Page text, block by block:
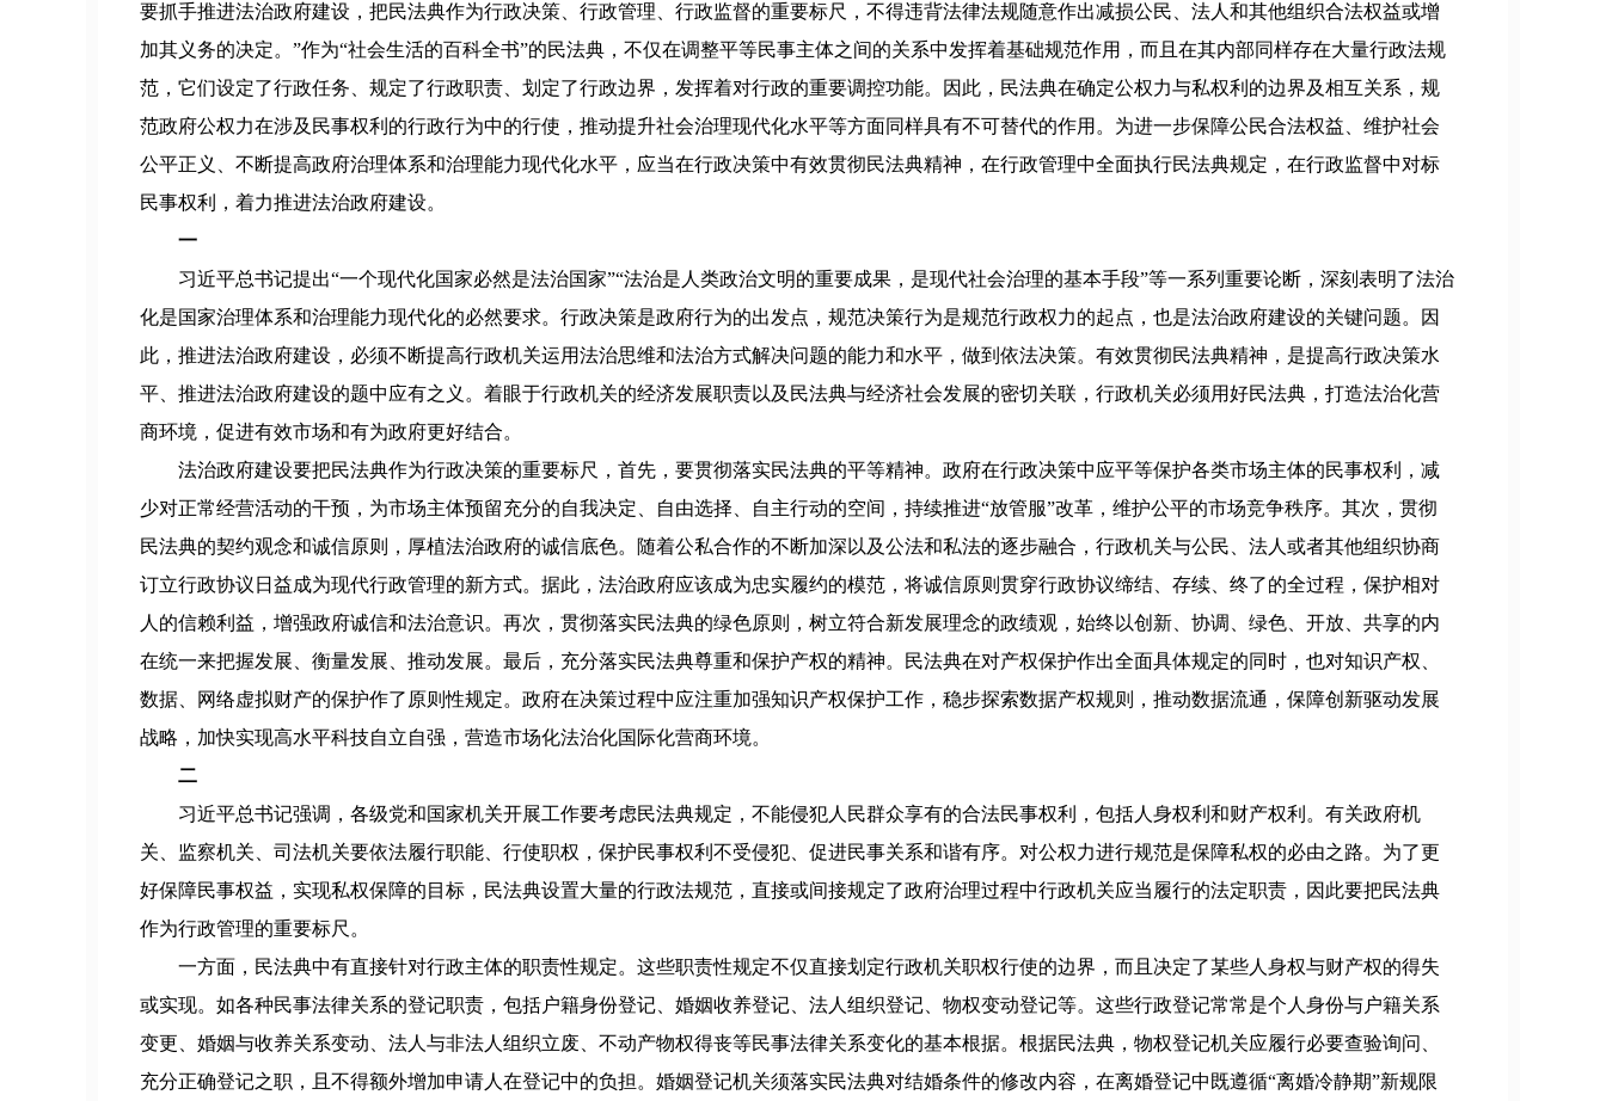
要抓手推进法治政府建设，把民法典作为行政决策、行政管理、行政监督的重要标尺，不得违背法律法规随意作出减损公民、法人和其他组织合法权益或增
加其义务的决定。”作为“社会生活的百科全书”的民法典，不仅在调整平等民事主体之间的关系中发挥着基础规范作用，而且在其内部同样存在大量行政法规
范，它们设定了行政任务、规定了行政职责、划定了行政边界，发挥着对行政的重要调控功能。因此，民法典在确定公权力与私权利的边界及相互关系，规
范政府公权力在涉及民事权利的行政行为中的行使，推动提升社会治理现代化水平等方面同样具有不可替代的作用。为进一步保障公民合法权益、维护社会
公平正义、不断提高政府治理体系和治理能力现代化水平，应当在行政决策中有效贯彻民法典精神，在行政管理中全面执行民法典规定，在行政监督中对标
民事权利，着力推进法治政府建设。
一
习近平总书记提出“一个现代化国家必然是法治国家”“法治是人类政治文明的重要成果，是现代社会治理的基本手段”等一系列重要论断，深刻表明了法治
化是国家治理体系和治理能力现代化的必然要求。行政决策是政府行为的出发点，规范决策行为是规范行政权力的起点，也是法治政府建设的关键问题。因
此，推进法治政府建设，必须不断提高行政机关运用法治思维和法治方式解决问题的能力和水平，做到依法决策。有效贯彻民法典精神，是提高行政决策水
平、推进法治政府建设的题中应有之义。着眼于行政机关的经济发展职责以及民法典与经济社会发展的密切关联，行政机关必须用好民法典，打造法治化营
商环境，促进有效市场和有为政府更好结合。
法治政府建设要把民法典作为行政决策的重要标尺，首先，要贯彻落实民法典的平等精神。政府在行政决策中应平等保护各类市场主体的民事权利，减
少对正常经营活动的干预，为市场主体预留充分的自我决定、自由选择、自主行动的空间，持续推进“放管服”改革，维护公平的市场竞争秩序。其次，贯彻
民法典的契约观念和诚信原则，厚植法治政府的诚信底色。随着公私合作的不断加深以及公法和私法的逐步融合，行政机关与公民、法人或者其他组织协商
订立行政协议日益成为现代行政管理的新方式。据此，法治政府应该成为忠实履约的模范，将诚信原则贯穿行政协议缔结、存续、终了的全过程，保护相对
人的信赖利益，增强政府诚信和法治意识。再次，贯彻落实民法典的绿色原则，树立符合新发展理念的政绩观，始终以创新、协调、绿色、开放、共享的内
在统一来把握发展、衡量发展、推动发展。最后，充分落实民法典尊重和保护产权的精神。民法典在对产权保护作出全面具体规定的同时，也对知识产权、
数据、网络虚拟财产的保护作了原则性规定。政府在决策过程中应注重加强知识产权保护工作，稳步探索数据产权规则，推动数据流通，保障创新驱动发展
战略，加快实现高水平科技自立自强，营造市场化法治化国际化营商环境。
二
习近平总书记强调，各级党和国家机关开展工作要考虑民法典规定，不能侵犯人民群众享有的合法民事权利，包括人身权利和财产权利。有关政府机
关、监察机关、司法机关要依法履行职能、行使职权，保护民事权利不受侵犯、促进民事关系和谐有序。对公权力进行规范是保障私权的必由之路。为了更
好保障民事权益，实现私权保障的目标，民法典设置大量的行政法规范，直接或间接规定了政府治理过程中行政机关应当履行的法定职责，因此要把民法典
作为行政管理的重要标尺。
一方面，民法典中有直接针对行政主体的职责性规定。这些职责性规定不仅直接划定行政机关职权行使的边界，而且决定了某些人身权与财产权的得失
或实现。如各种民事法律关系的登记职责，包括户籍身份登记、婚姻收养登记、法人组织登记、物权变动登记等。这些行政登记常常是个人身份与户籍关系
变更、婚姻与收养关系变动、法人与非法人组织立废、不动产物权得丧等民事法律关系变化的基本根据。根据民法典，物权登记机关应履行必要查验询问、
充分正确登记之职，且不得额外增加申请人在登记中的负担。婚姻登记机关须落实民法典对结婚条件的修改内容，在离婚登记中既遵循“离婚冷静期”新规限